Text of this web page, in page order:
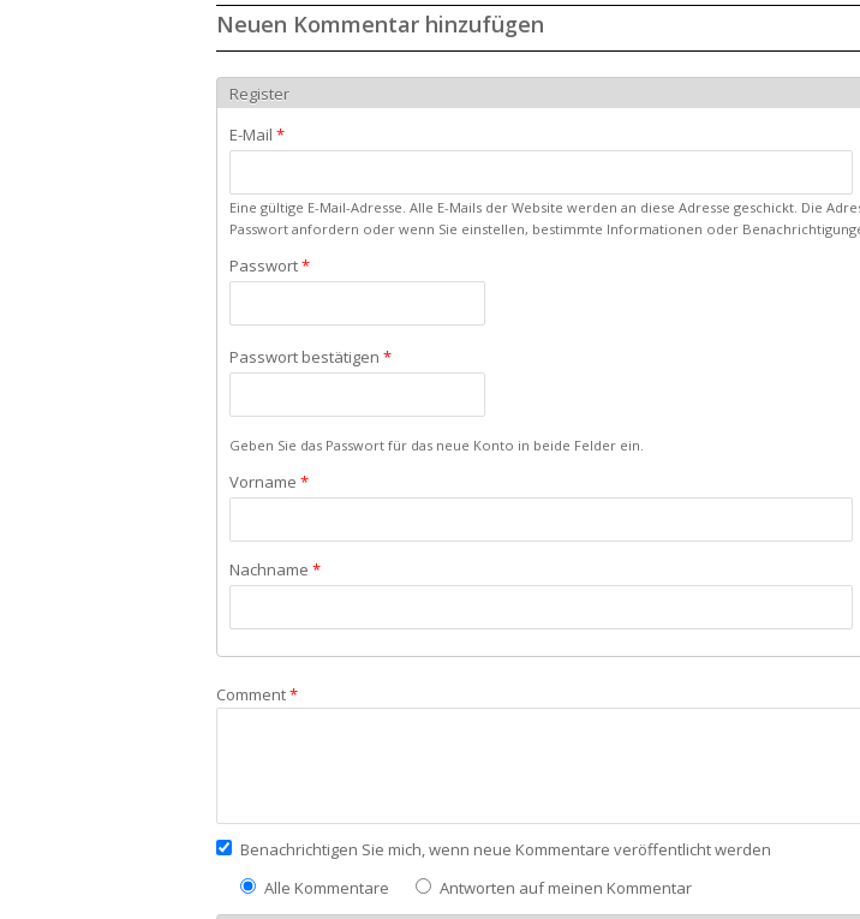
Neuen Kommentar hinzufügen
Register
E-Mail *
Eine gültige E-Mail-Adresse. Alle E-Mails der Website werden an diese Adresse geschickt. Die
Passwort anfordern oder wenn Sie einstellen, bestimmte Informationen oder
Passwort*
Passwort bestätigen *
Geben Sie das Passwort für das neue Konto in beide Felder ein.
Vorname *
Nachname *
Comment*
Benachrichtigen Sie mich, wenn neue Kommentare veröffentlicht werden
Alle Kommentare
Antworten auf meinen Kommentar